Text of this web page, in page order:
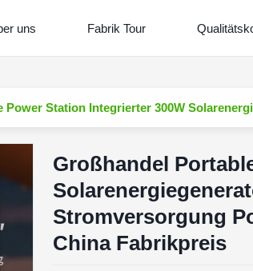
uns Fabrik Tour
Power Station Integrierter 300W
Großhandel
Stromversorgung
China Fabrikpreis